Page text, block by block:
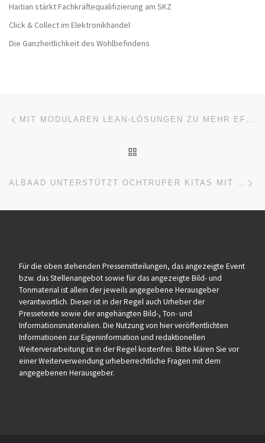
Haitian stärkt Fachkräftequalifizierung am SKZ
Click & Collect im Elektronikhandel
Die Ganzheitlichkeit des Wohlbefindens
Beitragsnavigation MIT MODULAREN LEAN-LÖSUNGEN ZU MEHR EFFIZIENZ, FLÄCHE UND QUALITÄT – ELESTA SETZT AUF BEEWATEC
ALBAAD UNTERSTÜTZT OCHTRUPER KITAS MIT PFLEGETÜCHERN
Für die oben stehenden Pressemitteilungen, das angezeigte Event
bzw. das Stellenangebot sowie für das angezeigte Bild- und
Tonmaterial ist allein der jeweils angegebene Herausgeber
verantwortlich. Dieser ist in der Regel auch Urheber der
Pressetexte sowie der angehängten Bild-, Ton- und
Informationsmaterialien. Die Nutzung von hier veröffentlichten
Informationen zur Eigeninformation und redaktionellen
Weiterverarbeitung ist in der Regel kostenfrei. Bitte klären Sie vor
einer Weiterverwendung urheberrechtliche Fragen mit dem
angegebenen Herausgeber.